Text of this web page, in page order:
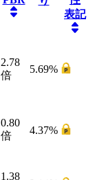
表記
2.78
倍
5.69%
0.80
倍
4.37%
1.38